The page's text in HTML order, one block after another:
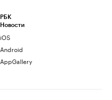
РБК
Новости
iOS
Android
AppGallery